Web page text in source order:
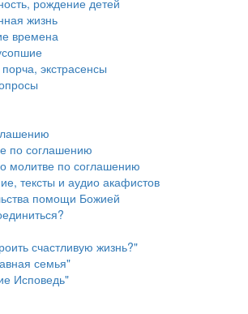
рождение детей
жизнь
времена
экстрасенсы
по соглашению
молитве по соглашению
тексты и аудио акафистов
помощи Божией
счастливую жизнь?"
семья"
Исповедь"